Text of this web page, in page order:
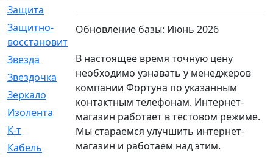
Защита
[79]
Защитно-
восстановительный
[4]
Звезда
[1]
Звездочка
[5]
Зеркало
[369]
Изолента
[1]
К-т
[13]
Кабель
[50]
Обновление базы: Июнь 2026
В настоящее время точную цену
необходимо узнавать у менеджеров
компании Фортуна по указанным
контактным телефонам. Интернет-
магазин работает в тестовом режиме.
Мы стараемся улучшить интернет-
магазин и работаем над этим.